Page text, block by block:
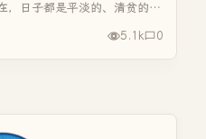
，日子都是平淡的、清贫的、
中经济条件不是太好，买房的
5.1k 0